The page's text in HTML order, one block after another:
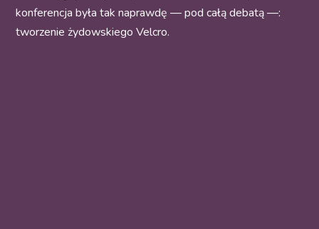
konferencja była tak naprawdę — pod całą debatą —:
tworzenie żydowskiego Velcro.